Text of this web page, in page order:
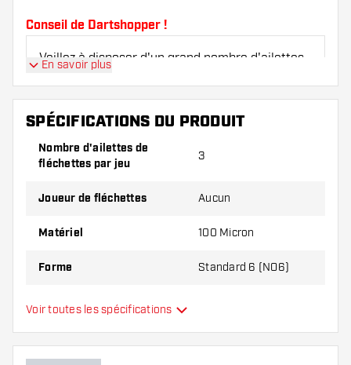
Conseil de Dartshopper !
Veillez à disposer d'un grand nombre d'ailettes
cassés à l'usage.
Essayez une forme, un matériau ou une
épaisseur différents des ailettes pour découvrir
En savoir plus
SPÉCIFICATIONS DU PRODUIT
Nombre d'ailettes de
fléchettes par jeu
3
Joueur de fléchettes Aucun
Matériel 100 Micron
Forme Standard 6 (NO6)
Type
Flexibilité
Voir toutes les spécifications